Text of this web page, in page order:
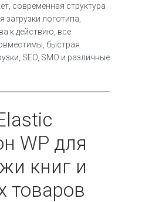
современная структура
загрузки логотипа,
к действию, все
быстрая
SEO, SMO и различные
WP для
книг и
товаров